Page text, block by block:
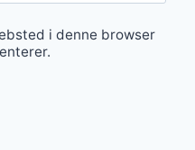
i denne browser